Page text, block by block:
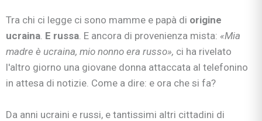
Tra chi ci legge ci sono mamme e papà di origine
ucraina E russa . E ancora di provenienza mista: «Mia
madre è ucraina, mio nonno era russo», ci ha rivelato
l'altro giorno una giovane donna attaccata al telefonino
in attesa di notizie. Come a dire: e ora che si fa?
Da anni ucraini e russi, e tantissimi altri cittadini di